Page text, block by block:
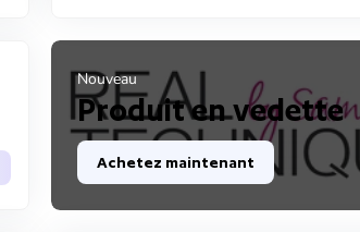
Nouveau
Produit en vedette
Achetez maintenant